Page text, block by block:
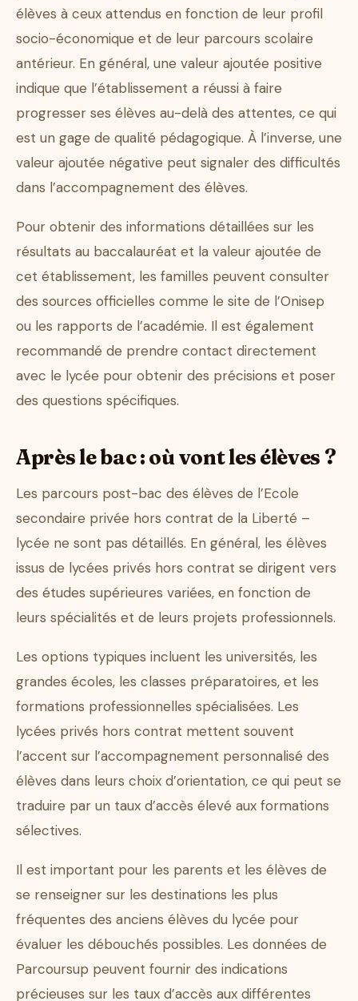
élèves à ceux attendus en fonction de leur profil
socio-économique et de leur parcours scolaire
antérieur. En général, une valeur ajoutée positive
indique que l’établissement a réussi à faire
progresser ses élèves au-delà des attentes, ce qui
est un gage de qualité pédagogique. À l’inverse, une
valeur ajoutée négative peut signaler des difficultés
dans l’accompagnement des élèves.
Pour obtenir des informations détaillées sur les
résultats au baccalauréat et la valeur ajoutée de
cet établissement, les familles peuvent consulter
des sources officielles comme le site de l’Onisep
ou les rapports de l’académie. Il est également
recommandé de prendre contact directement
avec le lycée pour obtenir des précisions et poser
des questions spécifiques.
Après le bac : où vont les élèves ?
Les parcours post-bac des élèves de l’Ecole
secondaire privée hors contrat de la Liberté –
lycée ne sont pas détaillés. En général, les élèves
issus de lycées privés hors contrat se dirigent vers
des études supérieures variées, en fonction de
leurs spécialités et de leurs projets professionnels.
Les options typiques incluent les universités, les
grandes écoles, les classes préparatoires, et les
formations professionnelles spécialisées. Les
lycées privés hors contrat mettent souvent
l’accent sur l’accompagnement personnalisé des
élèves dans leurs choix d’orientation, ce qui peut se
traduire par un taux d’accès élevé aux formations
sélectives.
Il est important pour les parents et les élèves de
se renseigner sur les destinations les plus
fréquentes des anciens élèves du lycée pour
évaluer les débouchés possibles. Les données de
Parcoursup peuvent fournir des indications
précieuses sur les taux d’accès aux différentes